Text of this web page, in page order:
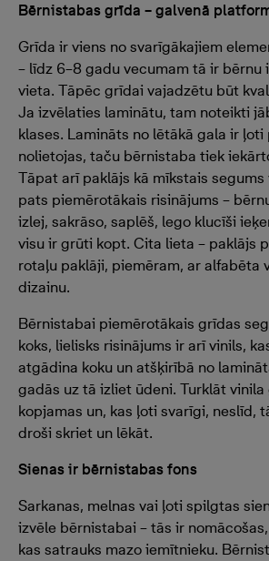
Bērnistabas grīda – galvenā
Grīda ir viens no svarīgākajiem
– līdz 6–8 gadu vecumam tā ir bērnu
vieta. Tāpēc grīdai vajadzētu būt
Ja izvēlaties laminātu, tam noteikti
klases. Lamināts no lētākā gala ir ļoti
nolietojas, taču bērnistaba tiek
Tāpat arī paklājs kā mīkstais
pats piemērotākais risinājums –
izlej, sakrāso, saplēš, lego klucīši
visu ir grūti kopt. Cita lieta – paklājs
rotaļu paklāji, piemēram, ar alfabēta
dizainu.
Bērnistabai piemērotākais grīdas
koks, lielisks risinājums ir arī vinils,
atgādina koku un atšķirībā no
gadās uz tā izliet ūdeni. Turklāt
kopjamas un, kas ļoti svarīgi, neslīd,
droši skriet un lēkāt.
Sienas ir bērnistabas fons
Sarkanas, melnas vai ļoti spilgtas
izvēle bērnistabai – tās ir
kas satrauks mazo iemītnieku.